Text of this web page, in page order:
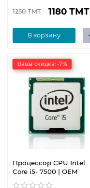
1250 ТМТ 1180 ТМТ
В корзину
Ваша скидка: -7%
Процессор CPU Intel
Core i5- 7500 | OEM